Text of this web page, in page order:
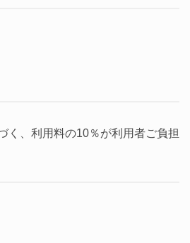
く、利用料の10％が利用者ご負担